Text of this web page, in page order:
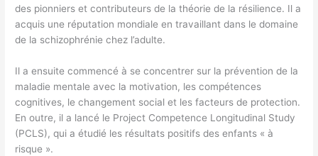
des pionniers et contributeurs de la théorie de la résilience. Il a
acquis une réputation mondiale en travaillant dans le domaine
de la schizophrénie chez l’adulte.
Il a ensuite commencé à se concentrer sur la prévention de la
maladie mentale avec la motivation, les compétences
cognitives, le changement social et les facteurs de protection.
En outre, il a lancé le Project Competence Longitudinal Study
(PCLS), qui a étudié les résultats positifs des enfants « à
risque ».